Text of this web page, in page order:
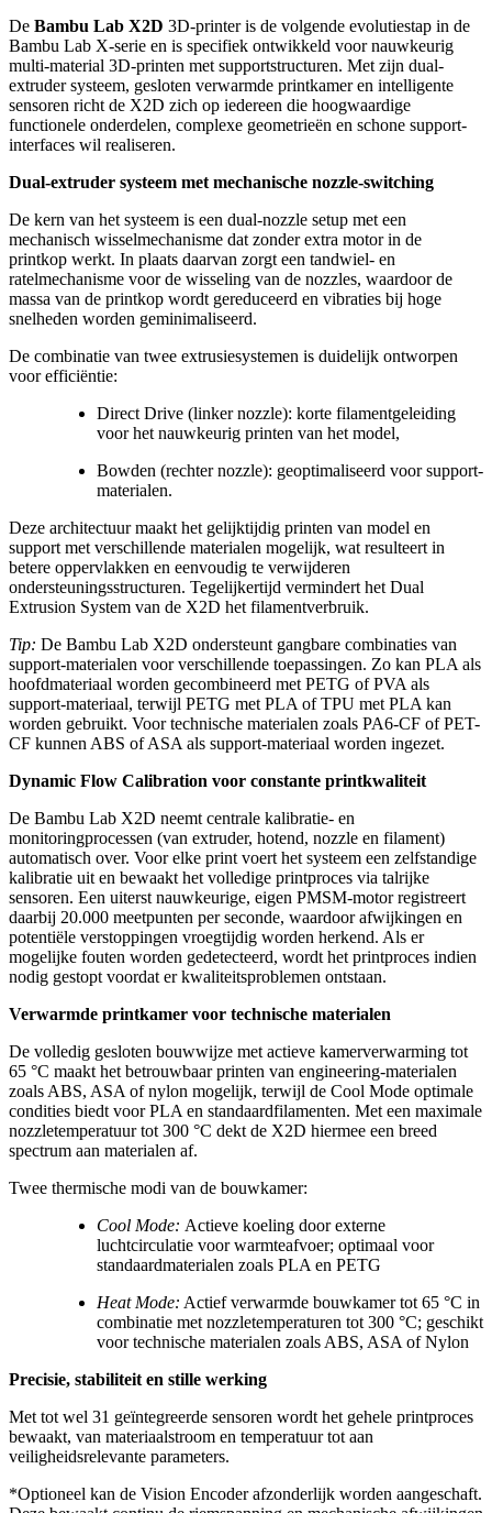
De Bambu Lab X2D 3D-printer is de volgende evolutiestap in de
Bambu Lab X-serie en is specifiek ontwikkeld voor nauwkeurig
multi-material 3D-printen met supportstructuren. Met zijn dual-
extruder systeem, gesloten verwarmde printkamer en intelligente
sensoren richt de X2D zich op iedereen die hoogwaardige
functionele onderdelen, complexe geometrieën en schone support-
interfaces wil realiseren.
Dual-extruder systeem met mechanische nozzle-switching
De kern van het systeem is een dual-nozzle setup met een
mechanisch wisselmechanisme dat zonder extra motor in de
printkop werkt. In plaats daarvan zorgt een tandwiel- en
ratelmechanisme voor de wisseling van de nozzles, waardoor de
massa van de printkop wordt gereduceerd en vibraties bij hoge
snelheden worden geminimaliseerd.
De combinatie van twee extrusiesystemen is duidelijk ontworpen
voor efficiëntie:
Direct Drive (linker nozzle): korte filamentgeleiding
voor het nauwkeurig printen van het model,
Bowden (rechter nozzle): geoptimaliseerd voor support-
materialen.
Deze architectuur maakt het gelijktijdig printen van model en
support met verschillende materialen mogelijk, wat resulteert in
betere oppervlakken en eenvoudig te verwijderen
ondersteuningsstructuren. Tegelijkertijd vermindert het Dual
Extrusion System van de X2D het filamentverbruik.
Tip: De Bambu Lab X2D ondersteunt gangbare combinaties van
support-materialen voor verschillende toepassingen. Zo kan PLA als
hoofdmateriaal worden gecombineerd met PETG of PVA als
support-materiaal, terwijl PETG met PLA of TPU met PLA kan
worden gebruikt. Voor technische materialen zoals PA6-CF of PET-
CF kunnen ABS of ASA als support-materiaal worden ingezet.
Dynamic Flow Calibration voor constante printkwaliteit
De Bambu Lab X2D neemt centrale kalibratie- en
monitoringprocessen (van extruder, hotend, nozzle en filament)
automatisch over. Voor elke print voert het systeem een zelfstandige
kalibratie uit en bewaakt het volledige printproces via talrijke
sensoren. Een uiterst nauwkeurige, eigen PMSM-motor registreert
daarbij 20.000 meetpunten per seconde, waardoor afwijkingen en
potentiële verstoppingen vroegtijdig worden herkend. Als er
mogelijke fouten worden gedetecteerd, wordt het printproces indien
nodig gestopt voordat er kwaliteitsproblemen ontstaan.
Verwarmde printkamer voor technische materialen
De volledig gesloten bouwwijze met actieve kamerverwarming tot
65 °C maakt het betrouwbaar printen van engineering-materialen
zoals ABS, ASA of nylon mogelijk, terwijl de Cool Mode optimale
condities biedt voor PLA en standaardfilamenten. Met een maximale
nozzletemperatuur tot 300 °C dekt de X2D hiermee een breed
spectrum aan materialen af.
Twee thermische modi van de bouwkamer:
Cool Mode: Actieve koeling door externe
luchtcirculatie voor warmteafvoer; optimaal voor
standaardmaterialen zoals PLA en PETG
Heat Mode: Actief verwarmde bouwkamer tot 65 °C in
combinatie met nozzletemperaturen tot 300 °C; geschikt
voor technische materialen zoals ABS, ASA of Nylon
Precisie, stabiliteit en stille werking
Met tot wel 31 geïntegreerde sensoren wordt het gehele printproces
bewaakt, van materiaalstroom en temperatuur tot aan
veiligheidsrelevante parameters.
*Optioneel kan de Vision Encoder afzonderlijk worden aangeschaft.